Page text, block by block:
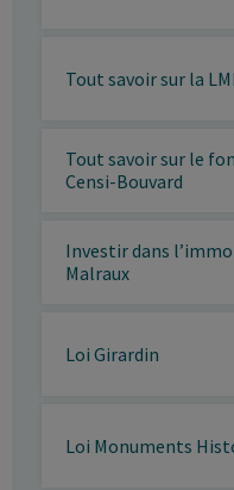
Tout savoir sur la
Tout savoir sur le
Censi-Bouvard
Investir dans
Malraux
Loi Girardin
Loi Monuments